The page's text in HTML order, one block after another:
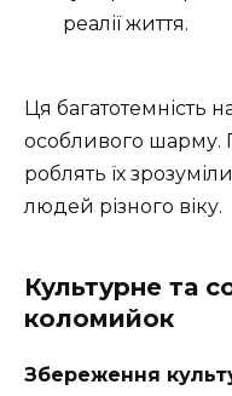
реалії життя.
Ця багатотемність
особливого шарму.
роблять їх
людей різного віку.
Культурне та
коломийок
Збереження